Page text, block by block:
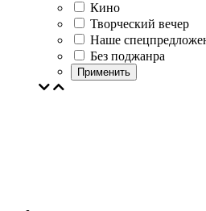
Кино
Творческий вечер
Наше
Без поджанра
Применить